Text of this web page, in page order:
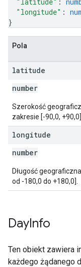
"longitude" :
}
Pola
latitude
number
Szerokość
zakresie [-90,0, +90,0].
longitude
number
Długość
od -180,0 do +180,0].
DayInfo
Ten obiekt zawiera
każdego żądanego